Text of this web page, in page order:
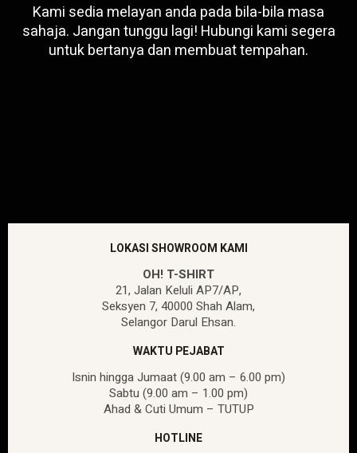
Kami sedia melayan anda pada bila-bila masa
sahaja. Jangan tunggu lagi! Hubungi kami segera
untuk bertanya dan membuat tempahan.
LOKASI SHOWROOM KAMI
OH! T-SHIRT
21, Jalan Keluli AP7/AP,
Seksyen 7, 40000 Shah Alam,
Selangor Darul Ehsan.
WAKTU PEJABAT
Isnin hingga Jumaat (9.00 am – 6.00 pm)
Sabtu (9.00 am – 1.00 pm)
Ahad & Cuti Umum – TUTUP
HOTLINE